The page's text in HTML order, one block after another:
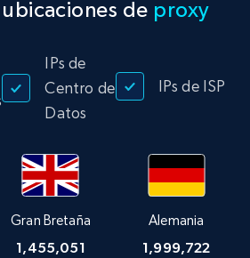
de proxy
IPs de
Centro de
Datos
IPs de ISP
Gran Bretaña
1,455,051
Alemania
1,999,722